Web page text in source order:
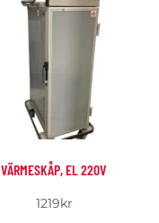
VÄRMESKÅP, EL 220V
1219kr